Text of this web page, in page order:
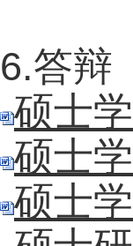
6.答辩
硕士
硕士
硕士